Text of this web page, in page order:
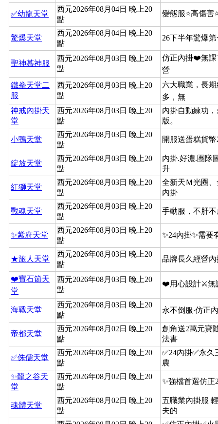
✅幼龍天堂
西元2026年08月04日 晚上20
點
變態服⭐高傷害
驚爆天堂
西元2026年08月04日 晚上20
點
26下半年驚爆
聖神慕神服
西元2026年08月03日 晚上20
點
仿正內掛❤️無
營
鐵拳天堂二
服
西元2026年08月03日 晚上20
點
六大職業，長
多，無
神戒內掛天
堂
西元2026年08月03日 晚上20
點
內掛自動練功
版。
小鴨天堂
西元2026年08月03日 晚上20
點
開服送蛋糕貨
綻放天堂
西元2026年08月03日 晚上20
點
內掛.好濃.團隊
升
紅獅天堂
西元2026年08月03日 晚上20
點
全新天Ｍ光圈
內掛
戰魂天堂
西元2026年08月03日 晚上20
點
手動服，不肝
✨紫府天堂
西元2026年08月03日 晚上20
點
✨24內掛✨需要
★旅人天堂
西元2026年08月03日 晚上20
點
品牌長久經營
❤️寶石節天
堂
西元2026年08月03日 晚上20
點
❤️用心設計⚔無
海戰天堂
西元2026年08月03日 晚上20
點
永不倒服‧仿正
帝都天堂
西元2026年08月02日 晚上20
點
創角送2萬元寶
法書
✅侏儒天堂
西元2026年08月02日 晚上20
點
✅24內掛✅永久
農
✨龍之谷天
堂
西元2026年08月02日 晚上20
點
✨強檔首選仿正
魂體天堂
西元2026年08月02日 晚上20
點
五職業內掛服
夫的